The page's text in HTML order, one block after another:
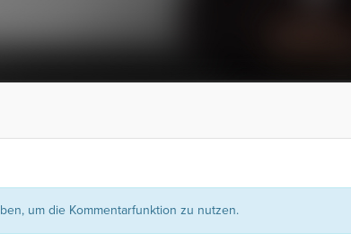
um die Kommentarfunktion zu nutzen.